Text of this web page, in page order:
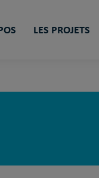
LES PROJETS